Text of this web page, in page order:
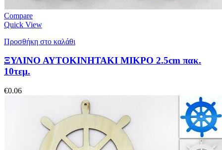
Compare
Quick View
Προσθήκη στο καλάθι
ΞΥΛΙΝΟ ΑΥΤΟΚΙΝΗΤΑΚΙ ΜΙΚΡΟ 2.5cm πακ.
10τεμ.
€0.06